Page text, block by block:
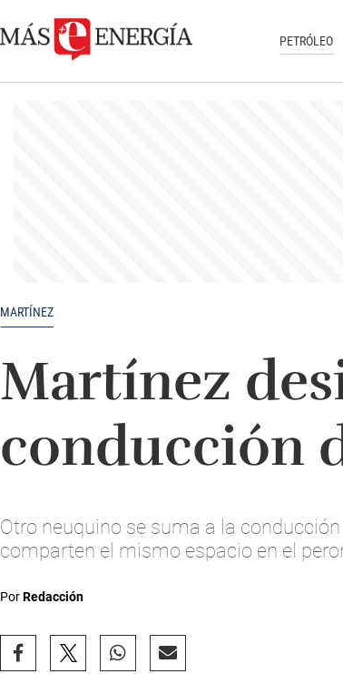
PETRÓLEO
MARTÍNEZ
Martínez
conducción
Otro neuquino se suma a la
comparten el mismo espacio en el
PorRedacción